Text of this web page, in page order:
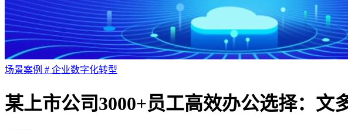
场景案例 # 企业数字化转型
某上市公司3000+员工高效办公选择：